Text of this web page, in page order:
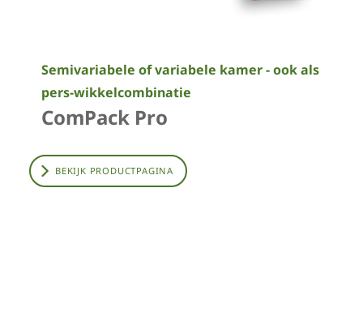
Semivariabele of variabele kamer - ook als
pers-wikkelcombinatie
ComPack Pro
BEKIJK PRODUCTPAGINA